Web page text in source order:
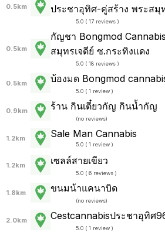
0.5km
ประชาอุทิศ-คู่สร้าง พระสมุ
5.0 ( 17 reviews )
0.5km
กัญชา Bongmod
สมุทรเจดีย์ ซ.กระทิงแดง
5.0 ( 18 reviews )
0.5km บ้องมด Bongmod
5.0 ( 1 review )
0.9km ร้าน​ กินเตี๋ยวกัญ​ กินน้ำกัญ
(no reviews)
1.2km Sale Man Cannabis
5.0 ( 1 review )
1.2km เซลล์สายเขียว
5.0 ( 6 reviews )
1.8km ขนมน้าแคนาบิด
(no reviews)
2.0km Cestcannabisประชาอุทิศ
5.0 ( 1 review )